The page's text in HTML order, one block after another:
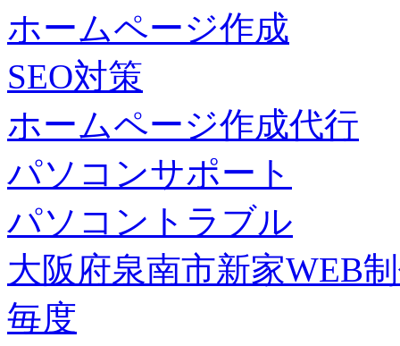
ホームページ作成
SEO対策
ホームページ作成代行
パソコンサポート
パソコントラブル
大阪府泉南市新家WEB
毎度